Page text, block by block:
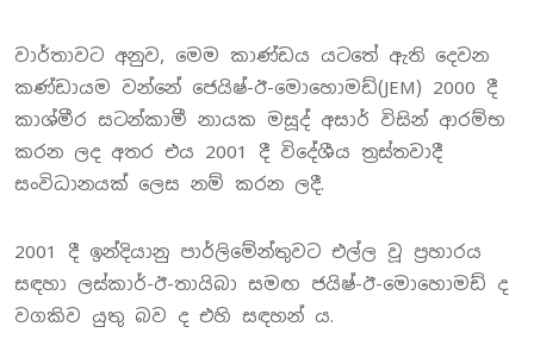
වාර්තාවට අනුව, මෙම කාණ්ඩය යටතේ ඇති දෙවන
කණ්ඩායම වන්නේ ජෙයිෂ්-ඊ-මොහොමඩ්(JEM) 2000 දී
කාශ්මීර සටන්කාමී නායක මසූද් අසාර් විසින් ආරම්භ
කරන ලද අතර එය 2001 දී විදේශීය ත්‍රස්තවාදී
සංවිධානයක් ලෙස නම් කරන ලදී.
2001 දී ඉන්දියානු පාර්ලිමේන්තුවට එල්ල වූ ප්‍රහාරය
සඳහා ලස්කාර්-ඊ-තායිබා සමඟ ජයිෂ්-ඊ-මොහොමඩ් ද
වගකිව යුතු බව ද එහි සඳහන් ය.